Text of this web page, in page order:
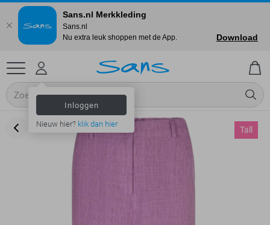
Inloggen
Nieuw hier? klik dan hier
Tall
Sans.nl Merkkleding
Sans.nl
Nu extra leuk shoppen met de App.
Download